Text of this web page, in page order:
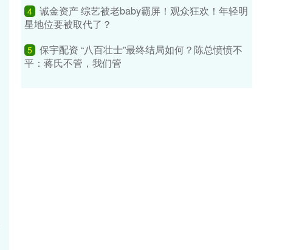
4 诚金资产 综艺被老baby霸屏！观众狂欢！年轻明
星地位要被取代了？
5 保宇配资 “八百壮士”最终结局如何？陈总愤愤不
平：蒋氏不管，我们管